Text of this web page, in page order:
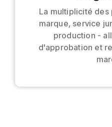
La multiplicité
marque, service
production -
d'approbation et